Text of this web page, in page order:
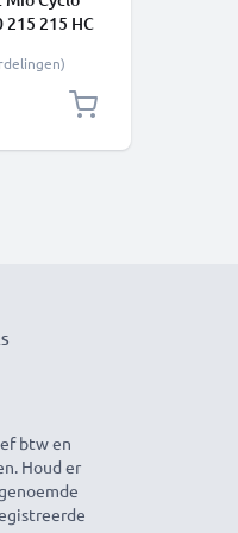
215 215 HC
btw en
Houd er